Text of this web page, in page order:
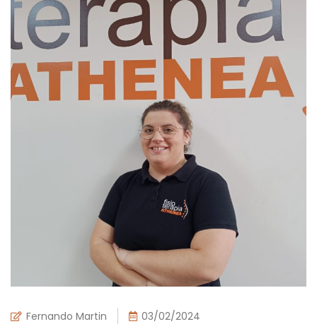
Fernando Martin 03/02/2024